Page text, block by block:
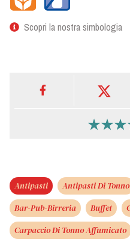
Scopri la nostra simbologia
Antipasti Antipasti Di Tonno
Bar-Pub-Birreria
Buffet
Carpaccio Di Tonno Affumicato